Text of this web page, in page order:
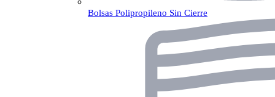
Bolsas Polipropileno Sin Cierre